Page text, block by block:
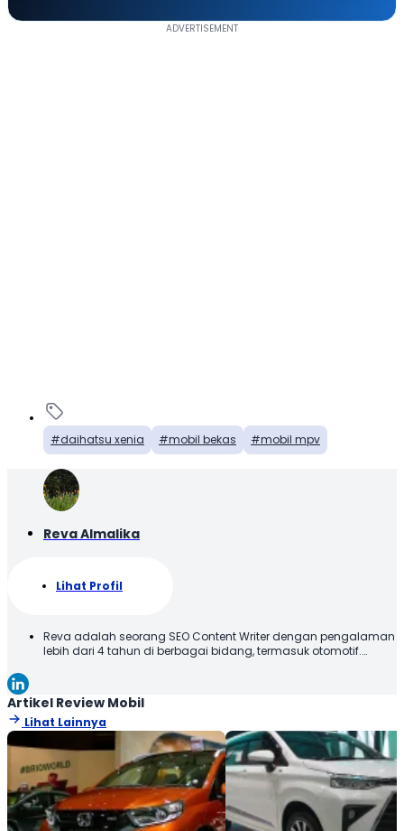
daihatsu xenia mobil bekas mobil mpv
Reva Almalika
Lihat Profil
Reva adalah seorang SEO Content Writer dengan pengalaman
lebih dari 4 tahun di berbagai bidang, termasuk otomotif.
informatif, menarik, dan mudah dipahami oleh pembaca.
Artikel Review Mobil
Lihat Lainnya